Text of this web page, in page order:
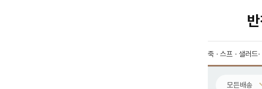
죽 · 스프 · 샐러드